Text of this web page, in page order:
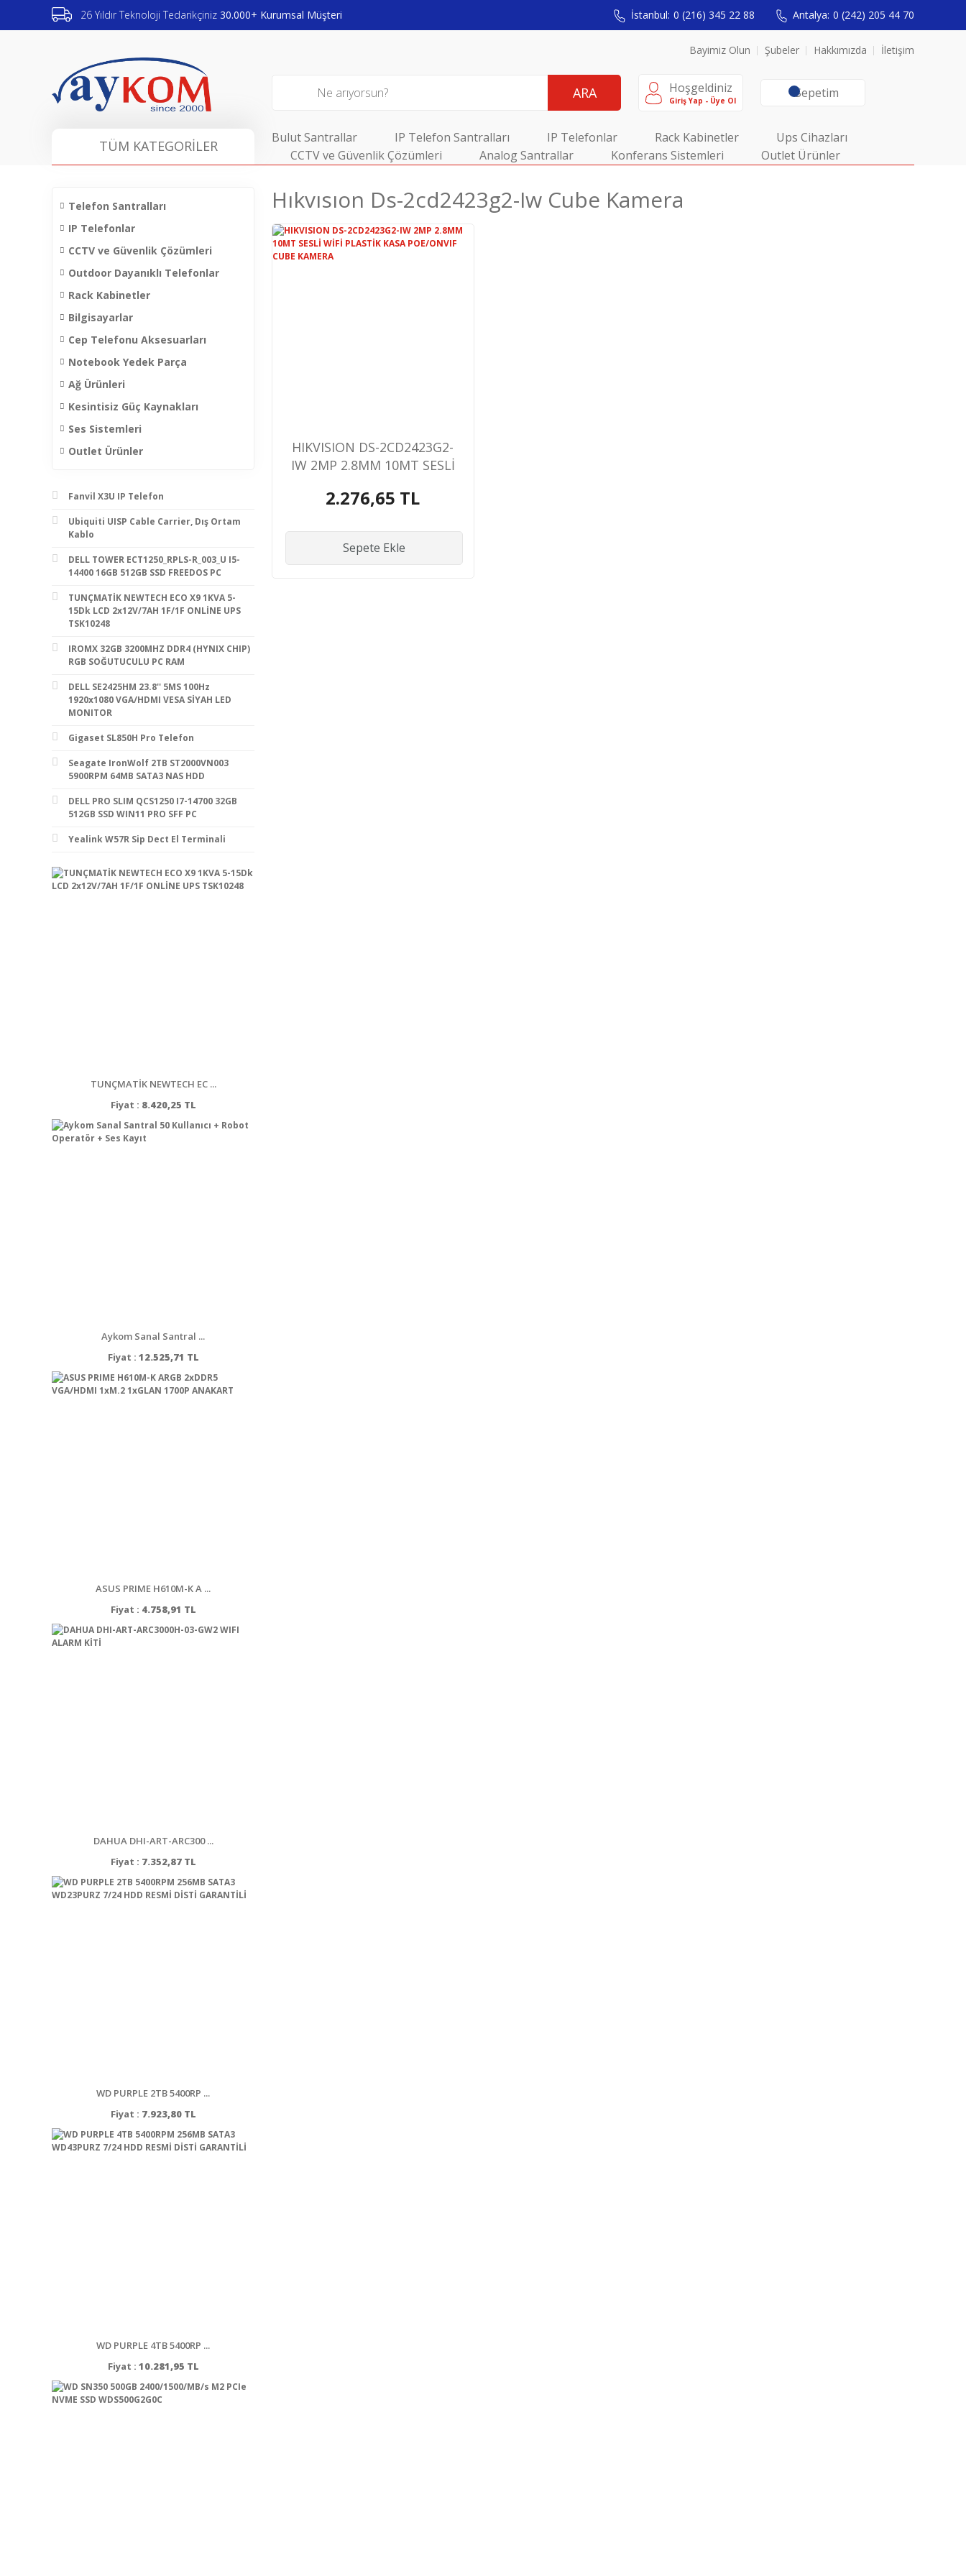
26 Yıldır Teknoloji Tedarikçiniz 30.000+ Kurumsal Müşteri İstanbul: 0 (216) 345 22 88 Antalya: 0 (242) 205 44 70
Bayimiz Olun Şubeler Hakkımızda İletişim
ARA Hoşgeldiniz
Giriş Yap - Üye Ol Sepetim
TÜM KATEGORİLER Bulut Santrallar IP Telefon Santralları IP Telefonlar Rack Kabinetler
Ups Cihazları
CCTV ve Güvenlik Çözümleri
Analog Santrallar Konferans Sistemleri Outlet Ürünler
Telefon Santralları
IP Telefonlar
CCTV ve Güvenlik Çözümleri
Outdoor Dayanıklı Telefonlar
Rack Kabinetler
Bilgisayarlar
Cep Telefonu Aksesuarları
Notebook Yedek Parça
Ağ Ürünleri
Kesintisiz Güç Kaynakları
Ses Sistemleri
Outlet Ürünler
Fanvil X3U IP Telefon
Ubiquiti UISP Cable Carrier, Dış Ortam
Kablo
DELL TOWER ECT1250_RPLS-R_003_U I5-
14400 16GB 512GB SSD FREEDOS PC
TUNÇMATİK NEWTECH ECO X9 1KVA 5-
15Dk LCD 2x12V/7AH 1F/1F ONLİNE UPS
TSK10248
IROMX 32GB 3200MHZ DDR4 (HYNIX CHIP)
RGB SOĞUTUCULU PC RAM
DELL SE2425HM 23.8'' 5MS 100Hz
1920x1080 VGA/HDMI VESA SİYAH LED
MONITOR
Gigaset SL850H Pro Telefon
Seagate IronWolf 2TB ST2000VN003
5900RPM 64MB SATA3 NAS HDD
DELL PRO SLIM QCS1250 I7-14700 32GB
512GB SSD WIN11 PRO SFF PC
Yealink W57R Sip Dect El Terminali
TUNÇMATİK NEWTECH EC ...
Fiyat : 8.420,25 TL
Aykom Sanal Santral ...
Fiyat : 12.525,71 TL
ASUS PRIME H610M-K A ...
Fiyat : 4.758,91 TL
DAHUA DHI-ART-ARC300 ...
Fiyat : 7.352,87 TL
WD PURPLE 2TB 5400RP ...
Fiyat : 7.923,80 TL
WD PURPLE 4TB 5400RP ...
Fiyat : 10.281,95 TL
Hıkvısıon Ds-2cd2423g2-Iw Cube Kamera
HIKVISION DS-2CD2423G2-
IW 2MP 2.8MM 10MT SESLİ
POE/ONVIF CUBE KAMERA
2.276,65 TL
Sepete Ekle